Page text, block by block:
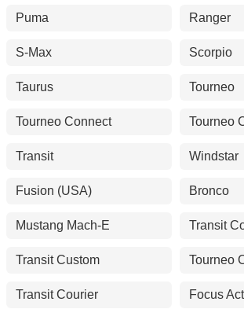
Puma Ranger
S-Max Scorpio
Taurus Tourneo
Tourneo Connect Tourneo
Transit Windstar
Fusion (USA) Bronco
Mustang Mach-E Transit
Transit Custom Tourneo
Transit Courier Focus